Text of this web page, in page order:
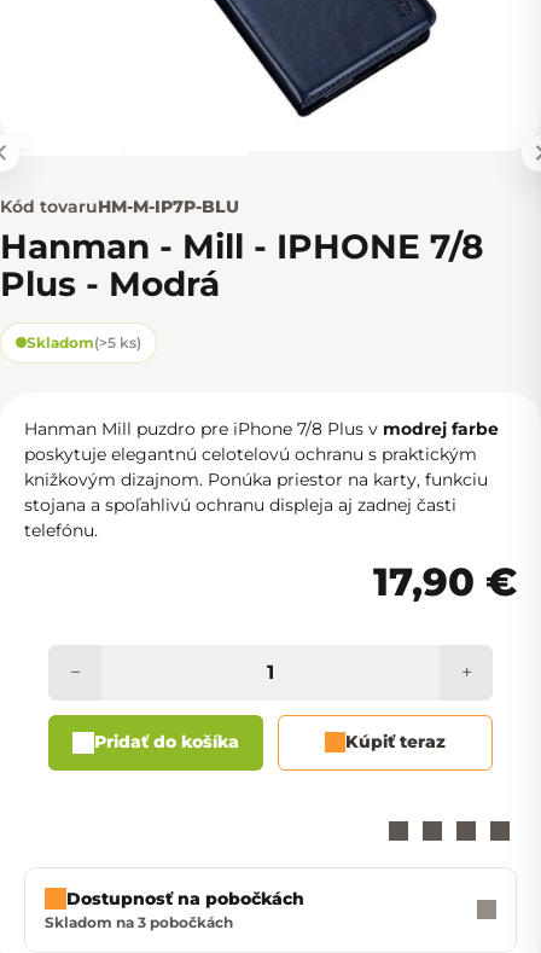
Kód tovaruHM-M-IP7P-BLU
Hanman - Mill - IPHONE 7/8
Plus - Modrá
Skladom(>5 ks)
Hanman Mill puzdro pre iPhone 7/8 Plus v modrej farbe
poskytuje elegantnú celotelovú ochranu s praktickým
knižkovým dizajnom. Ponúka priestor na karty, funkciu
stojana a spoľahlivú ochranu displeja aj zadnej časti
telefónu.
17,90 €
+
−
Pridať do košíka Kúpiť teraz
Zavrieť
Dostupnosť na pobočkách
Skladom na 3 pobočkách